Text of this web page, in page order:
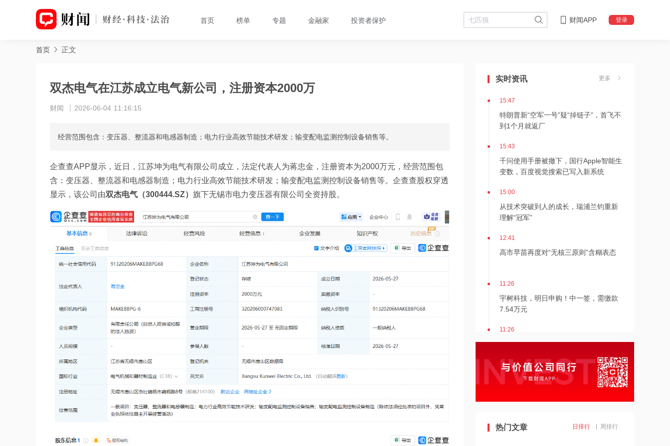
首页 榜单 专题 金融家 投资者保护 财闻APP 登录
首页 正文
双杰电气在江苏成立电气新公司，注册资本2000万
财闻 2026-06-04 11:16:15
经营范围包含：变压器、整流器和电感器制造；电力行业高效节能技术研发；输变配电监测控制设备销售等。
企查查APP显示，近日，江苏坤为电气有限公司成立，法定代表人为蒋忠金，注册资本为2000万元，经营范围包
含：变压器、整流器和电感器制造；电力行业高效节能技术研发；输变配电监测控制设备销售等。企查查股权穿透
显示，该公司由双杰电气（300444.SZ） 旗下无锡市电力变压器有限公司全资持股。
实时资讯 更多
元，已超2025全年
特朗普新“空军一号”疑“掉链子”，首飞不
到1个月就返厂
千问使用手册被撤下，国行Apple智能生
变数，百度视觉搜索已写入新系统
从技术突破到人的成长，瑞浦兰钧重新
理解“冠军”
高市早苗再度对“无核三原则”含糊表态
宇树科技，明日申购！中一签，需缴款
7.54万元
11:21
台风红色预警：“白海豚”最大可能在浙
转扩！今天8:30起，绍兴地铁全线暂停
热门文章 日排行 周排行